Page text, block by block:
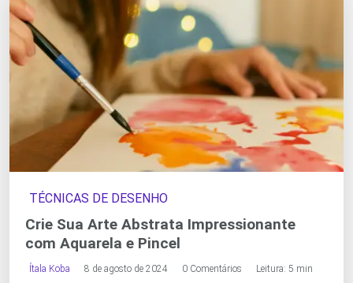
TÉCNICAS DE DESENHO
Crie Sua Arte Abstrata Impressionante
com Aquarela e Pincel
Ítala Koba 8 de agosto de 2024 0 Comentários Leitura: 5 min